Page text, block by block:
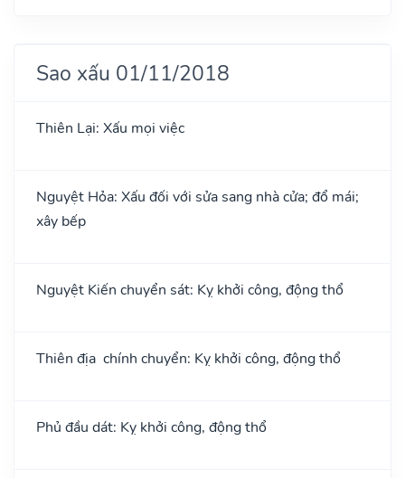
Sao xấu 01/11/2018
Thiên Lại: Xấu mọi việc
Nguyệt Hỏa: Xấu đối với sửa sang nhà cửa; đổ mái;
xây bếp
Nguyệt Kiến chuyển sát: Kỵ khởi công, động thổ
Thiên địa chính chuyển: Kỵ khởi công, động thổ
Phủ đầu dát: Kỵ khởi công, động thổ